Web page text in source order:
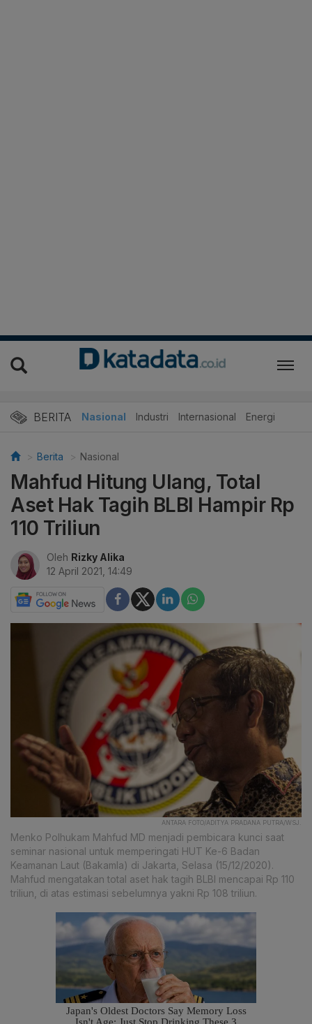
BERITA Nasional Industri Internasional Energi
Berita Nasional
Mahfud Hitung Ulang, Total
Aset Hak Tagih BLBI Hampir Rp
110 Triliun
Oleh Rizky Alika
12 April 2021, 14:49
ANTARA FOTO/ADITYA PRADANA PUTRA/WSJ.
Menko Polhukam Mahfud MD menjadi pembicara kunci saat
seminar nasional untuk memperingati HUT Ke-6 Badan
Keamanan Laut (Bakamla) di Jakarta, Selasa (15/12/2020).
Mahfud mengatakan total aset hak tagih BLBI mencapai Rp 110
triliun, di atas estimasi sebelumnya yakni Rp 108 triliun.